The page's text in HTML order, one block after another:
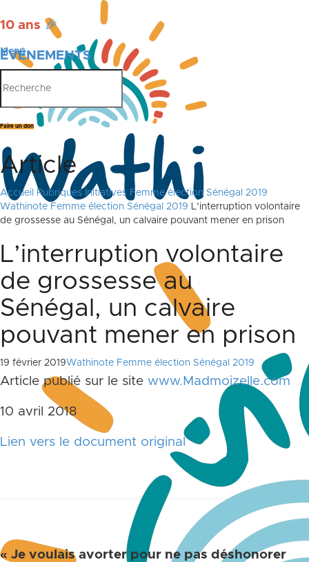
10 ans 🎉
ÉVÉNEMENTS
PUBLICATIONS
Menu
Faire un don
Article
Accueil Rubriques Initiatives Femme élection Sénégal 2019
Wathinote Femme élection Sénégal 2019 L’interruption volontaire
de grossesse au Sénégal, un calvaire pouvant mener en prison
L’interruption volontaire
de grossesse au
Sénégal, un calvaire
pouvant mener en prison
19 février 2019Wathinote Femme élection Sénégal 2019
Article publié sur le site www.Madmoizelle.com
10 avril 2018
Lien vers le document original
« Je voulais avorter pour ne pas déshonorer